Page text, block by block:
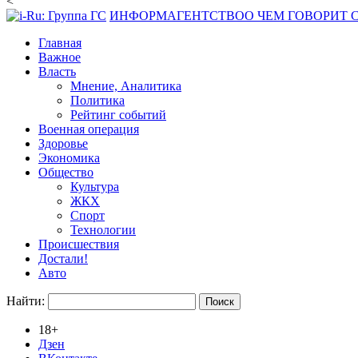
ИНФОРМАГЕНТСТВОО ЧЕМ ГОВОРИТ
Главная
Важное
Власть
Мнение, Аналитика
Политика
Рейтинг событий
Военная операция
Здоровье
Экономика
Общество
Культура
ЖКХ
Спорт
Технологии
Происшествия
Достали!
Авто
Найти:
18+
Дзен